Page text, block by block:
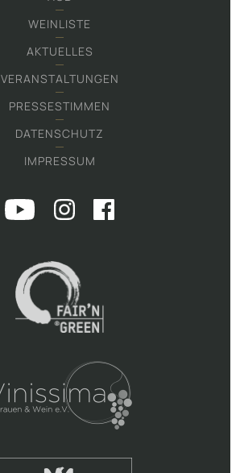
WEINLISTE
AKTUELLES
VERANSTALTUNGEN
PRESSESTIMMEN
DATENSCHUTZ
IMPRESSUM